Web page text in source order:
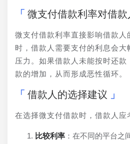
微支付借款利率对借款
微支付借款利率直接影响借款人
时，借款人需要支付的利息会
压力。如果借款人未能按时还款
款的增加，从而形成恶性循环。
借款人的选择建议
在选择微支付借款时，借款人应
比较利率 ：在不同的平台之